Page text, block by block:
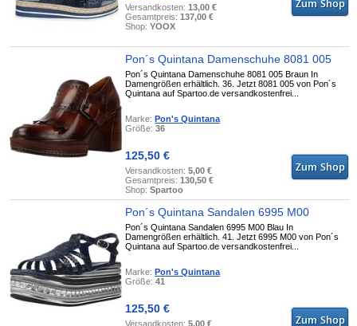
Versandkosten:13,00 €
Gesamtpreis:137,00 €
Shop:YOOX
Pon´s Quintana Damenschuhe 8081 005
Pon´s Quintana Damenschuhe 8081 005 Braun In
Damengrößen erhältlich. 36. Jetzt 8081 005 von Pon´s
Quintana auf Spartoo.de versandkostenfrei...
Marke:Pon's Quintana
Größe:36
125,50 €
Versandkosten:5,00 €
Gesamtpreis:130,50 €
Shop:Spartoo
Pon´s Quintana Sandalen 6995 M00
Pon´s Quintana Sandalen 6995 M00 Blau In
Damengrößen erhältlich. 41. Jetzt 6995 M00 von Pon´s
Quintana auf Spartoo.de versandkostenfrei...
Marke:Pon's Quintana
Größe:41
125,50 €
Versandkosten:5,00 €